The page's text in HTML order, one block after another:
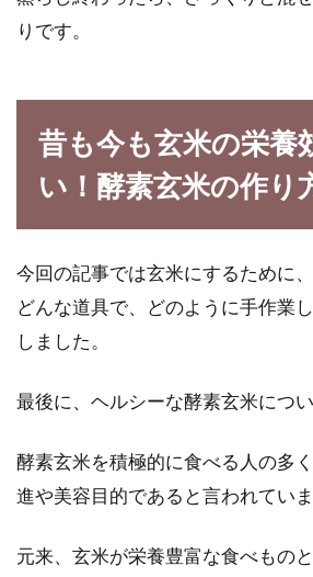
りです。
昔も今も玄米の栄養
い！酵素玄米の作り
今回の記事では玄米にするために
どんな道具で、どのように手作業
しました。
最後に、ヘルシーな酵素玄米につい
酵素玄米を積極的に食べる人の多
進や美容目的であると言われていま
元来、玄米が栄養豊富な食べもの